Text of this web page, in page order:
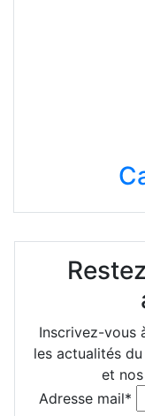
Inscrivez-vous
les actualités
et
Adresse mail*